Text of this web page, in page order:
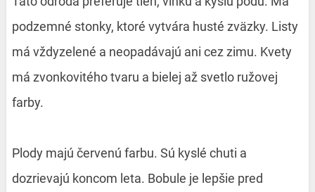
podzemné stonky, ktoré vytvára husté zväzky. Listy
má vždyzelené a neopadávajú ani cez zimu. Kvety
má zvonkovitého tvaru a bielej až svetlo ružovej
farby.
Plody majú červenú farbu. Sú kyslé chuti a
dozrievajú koncom leta. Bobule je lepšie pred